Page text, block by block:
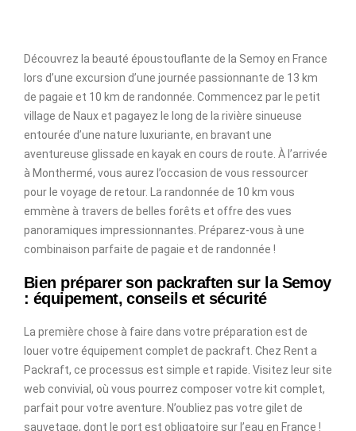
Découvrez la beauté époustouflante de la Semoy en France
lors d’une excursion d’une journée passionnante de 13 km
de pagaie et 10 km de randonnée. Commencez par le petit
village de Naux et pagayez le long de la rivière sinueuse
entourée d’une nature luxuriante, en bravant une
aventureuse glissade en kayak en cours de route. À l’arrivée
à Monthermé, vous aurez l’occasion de vous ressourcer
pour le voyage de retour. La randonnée de 10 km vous
emmène à travers de belles forêts et offre des vues
panoramiques impressionnantes. Préparez-vous à une
combinaison parfaite de pagaie et de randonnée !
Bien préparer son packraften sur la Semoy
: équipement, conseils et sécurité
La première chose à faire dans votre préparation est de
louer votre équipement complet de packraft. Chez Rent a
Packraft, ce processus est simple et rapide. Visitez leur site
web convivial, où vous pourrez composer votre kit complet,
parfait pour votre aventure. N’oubliez pas votre gilet de
sauvetage, dont le port est obligatoire sur l’eau en France !